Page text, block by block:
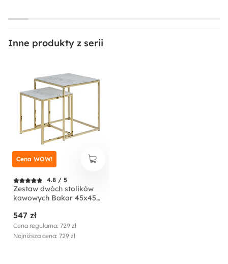
Inne produkty z serii
4.8 / 5
Zestaw dwóch stolików
kawowych Bakar 45x45
547 zł
Cena regularna: 729 zł
Najniższa cena: 729 zł
Cena WOW!